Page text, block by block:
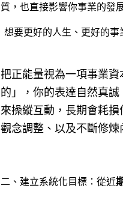
質，也直接影響你事業的發
想要更好的人生、更好的
把正能量視為一項事業
的」，你的表達自然真
來操縱互動，長期會耗
觀念調整、以及不斷修
二、建立系統化目標：從近